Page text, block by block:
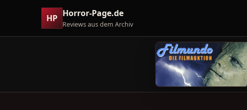
HP Horror-Page.de
Reviews aus dem Archiv